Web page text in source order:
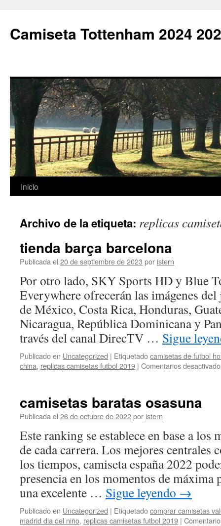
Camiseta Tottenham 2024
Saltar
contenido
Inicio
Archivo de la etiqueta: replicas
tienda barça barcelona
Publicada el 20 de septiembre de 2023 por istern
Por otro lado, SKY Sports HD y Blue
Everywhere ofrecerán las imágenes del
de México, Costa Rica, Honduras,
Nicaragua, República Dominicana y
través del canal DirecTV … Sigue
Publicado en Uncategorized | Etiquetadocamisetas de futbol
china, replicas camisetas futbol 2019 | Comentarios
camisetas baratas osasuna
Publicada el 26 de octubre de 2022por istern
Este ranking se establece en base a los
de cada carrera. Los mejores centrales
los tiempos, camiseta españa 2022
presencia en los momentos de
una excelente … Sigue leyendo →
Publicado en Uncategorized | Etiquetadocomprar camisetas
madrid dia del niño, replicas camisetas futbol 2019 |